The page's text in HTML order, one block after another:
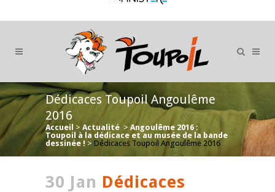
Dédicaces Toupoil Angoulême
2016
Accueil > Actualité > Angoulême 2016 :
Toupoil à la dédicace et au musée de la bande
dessinée ! > Dédicaces Toupoil Angoulême 2016
30 Jan Dédicaces